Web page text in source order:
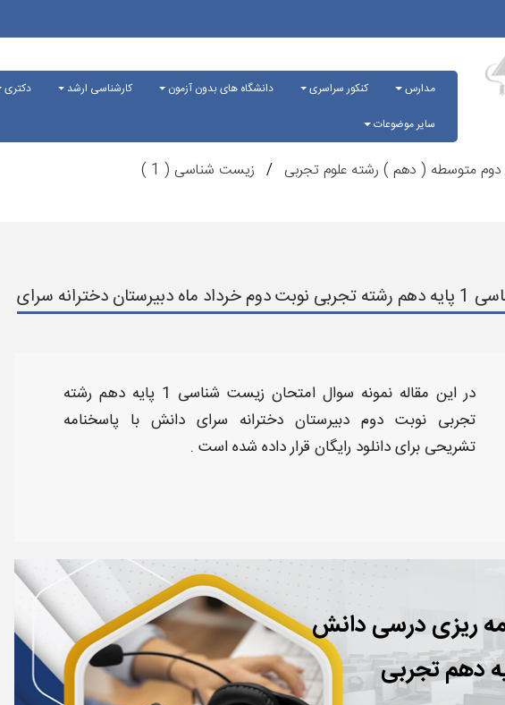
مدارس کنکور سراسری دانشگاه های بدون آزمون کارشناسی ارشد
دکتری
سایر موضوعات
دوم متوسطه ( دهم ) رشته علوم تجربی زیست شناسی ( 1 )
نمونه سوال امتحان زیست شناسی 1 پایه دهم رشته تجربی نوبت دوم خرداد ماه دبیرستان دخترانه سرای
در این مقالهنمونه سوال امتحان زیست شناسی
1 پایه دهم رشته
تجربی نوبت دوم دبیرستان دخترانه سرای دانش با پاسخنامه
تشریحی برایدانلود رایگان قرار داده شده است .
ریزی درسی دانش
دهم تجربی